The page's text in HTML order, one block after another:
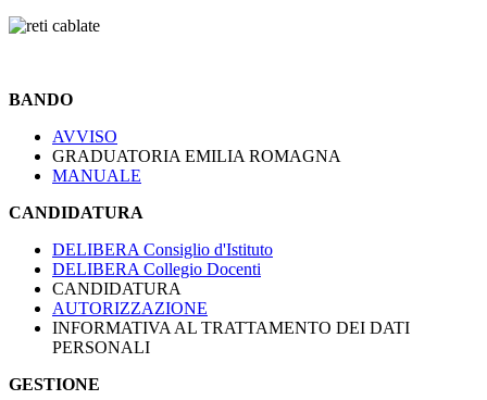
BANDO
AVVISO
GRADUATORIA EMILIA ROMAGNA
MANUALE
CANDIDATURA
DELIBERA Consiglio d'Istituto
DELIBERA Collegio Docenti
CANDIDATURA
AUTORIZZAZIONE
INFORMATIVA AL TRATTAMENTO DEI DATI
PERSONALI
GESTIONE